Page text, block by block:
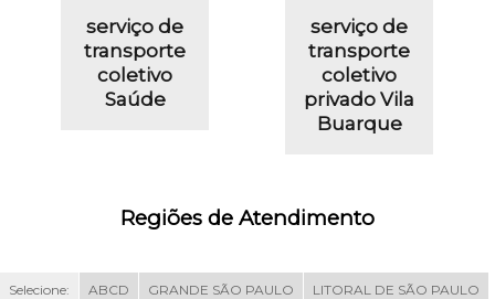
serviço de
transporte
coletivo
Saúde
serviço de
transporte
coletivo
privado Vila
Buarque
Regiões de Atendimento
Selecione: ABCD GRANDE SÃO PAULO LITORAL DE SÃO PAULO